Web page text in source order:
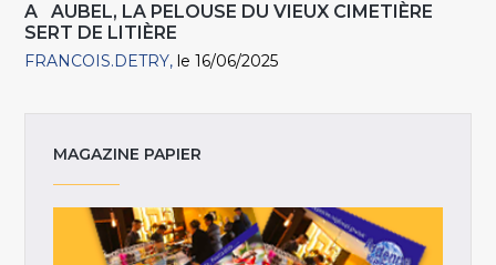
A AUBEL, LA PELOUSE DU VIEUX CIMETIÈRE
SERT DE LITIÈRE
FRANCOIS.DETRY le 16/06/2025
MAGAZINE PAPIER